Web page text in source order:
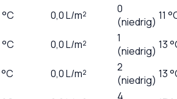
°C 0,0L/m²
0
(niedrig) 11
°C 0,0L/m²
1
(niedrig) 13
°C 0,0L/m²
2
(niedrig) 13
4